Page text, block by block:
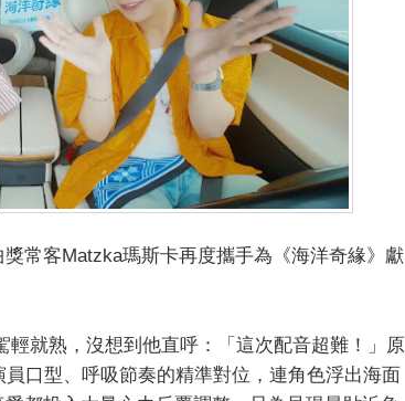
常客Matzka瑪斯卡再度攜手為《海洋奇緣》獻
就熟，沒想到他直呼：「這次配音超難！」原
口型、呼吸節奏的精準對位，連角色浮出海面